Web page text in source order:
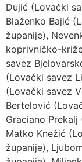
Dujić (Lovački
Blaženko Bajić
županije),
koprivničko-
savez
(Lovački savez
(Lovački savez
Bertelović
Graciano
Matko Knežić
županije),